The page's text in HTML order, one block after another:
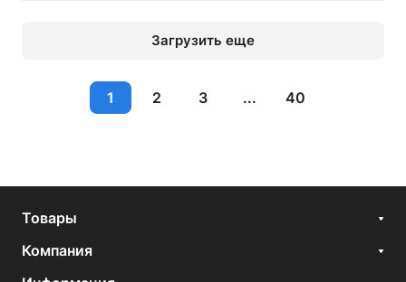
Загрузить еще
1 2 3 ... 40
Товары
Компания